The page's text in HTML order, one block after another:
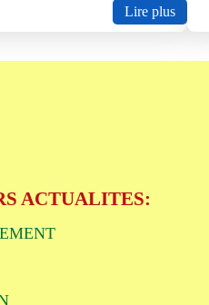
Lire plus
ACTUALITES: